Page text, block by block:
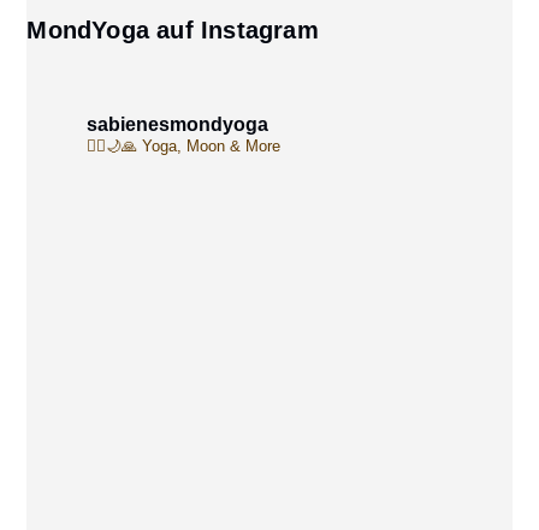
MondYoga auf Instagram
sabienesmondyoga
🧘‍♀️🌙🙏 Yoga, Moon & More